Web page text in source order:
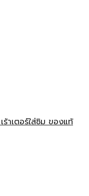
าเตอร์ใส่ซิม ของแท้